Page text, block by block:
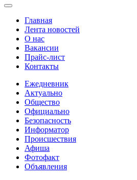
Главная
Лента новостей
О нас
Вакансии
Прайс-лист
Контакты
Ежедневник
Актуально
Общество
Официально
Безопасность
Информатор
Происшествия
Афиша
Фотофакт
Объявления